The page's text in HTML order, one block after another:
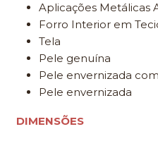
Aplicações Metálicas
Forro Interior em
Tela
Pele genuína
Pele envernizada
Pele envernizada
DIMENSÕES